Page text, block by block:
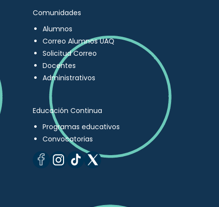
Comunidades
Alumnos
Correo Alumnos UAQ
Solicitud Correo
Docentes
Administrativos
Educación Continua
Programas educativos
Convocatorias